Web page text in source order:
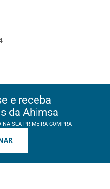
e receba
da Ahimsa
NA SUA PRIMEIRA COMPRA